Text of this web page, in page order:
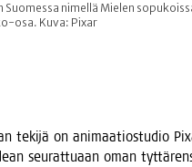
Suomessa nimellä Mielen
osa. Kuva: Pixar
teki­jä on ani­maa­tios­tu­dio
seu­rat­tu­aan oman